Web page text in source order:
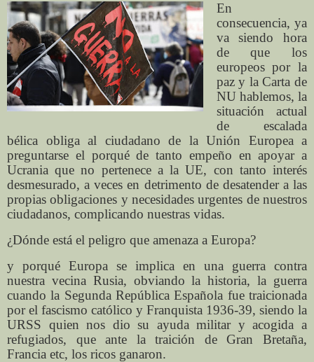
En
consecuencia, ya
va siendo hora
de que los
europeos por la
paz y la Carta de
NU hablemos, la
situación actual
de escalada
bélica obliga al ciudadano de la Unión Europea a
preguntarse el porqué de tanto empeño en apoyar a
Ucrania que no pertenece a la UE, con tanto interés
desmesurado, a veces en detrimento de desatender a las
propias obligaciones y necesidades urgentes de nuestros
ciudadanos, complicando nuestras vidas.
¿Dónde está el peligro que amenaza a Europa?
y porqué Europa se implica en una guerra contra
nuestra vecina Rusia, obviando la historia, la guerra
cuando la Segunda República Española fue traicionada
por el fascismo católico y Franquista 1936-39, siendo la
URSS quien nos dio su ayuda militar y acogida a
refugiados, que ante la traición de Gran Bretaña,
Francia etc, los ricos ganaron.